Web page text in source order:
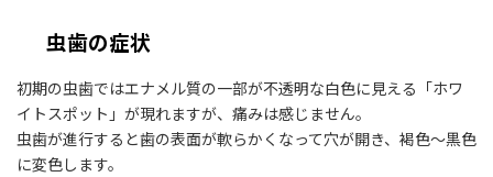
虫歯の症状
初期の虫歯ではエナメル質の一部が不透明な白色に見える「ホワ
イトスポット」が現れますが、痛みは感じません。
虫歯が進行すると歯の表面が軟らかくなって穴が開き、褐色～黒色
に変色します。